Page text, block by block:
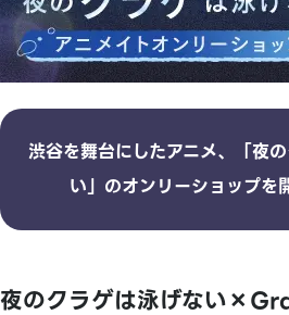
渋谷を舞台にしたアニメ、「夜
い」のオンリーショップを
夜のクラゲは泳げない